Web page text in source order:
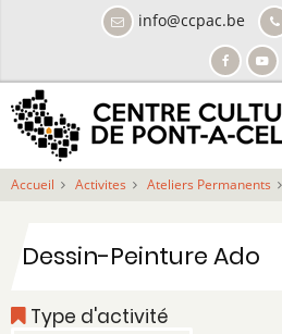
principal
info@ccpac.be
Accueil Activites Ateliers Permanents
Dessin-Peinture Ado
Type d'activité